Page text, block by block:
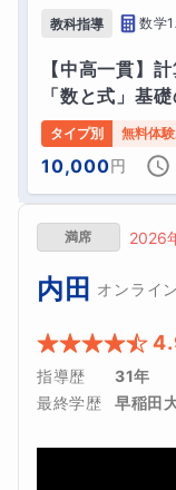
教科指導 数学
【中高一貫】
「数と式」基
タイプ別 無料体
10,000円
満席 2026
内田 オンライ
指導歴
31年
最終学歴
早稲田